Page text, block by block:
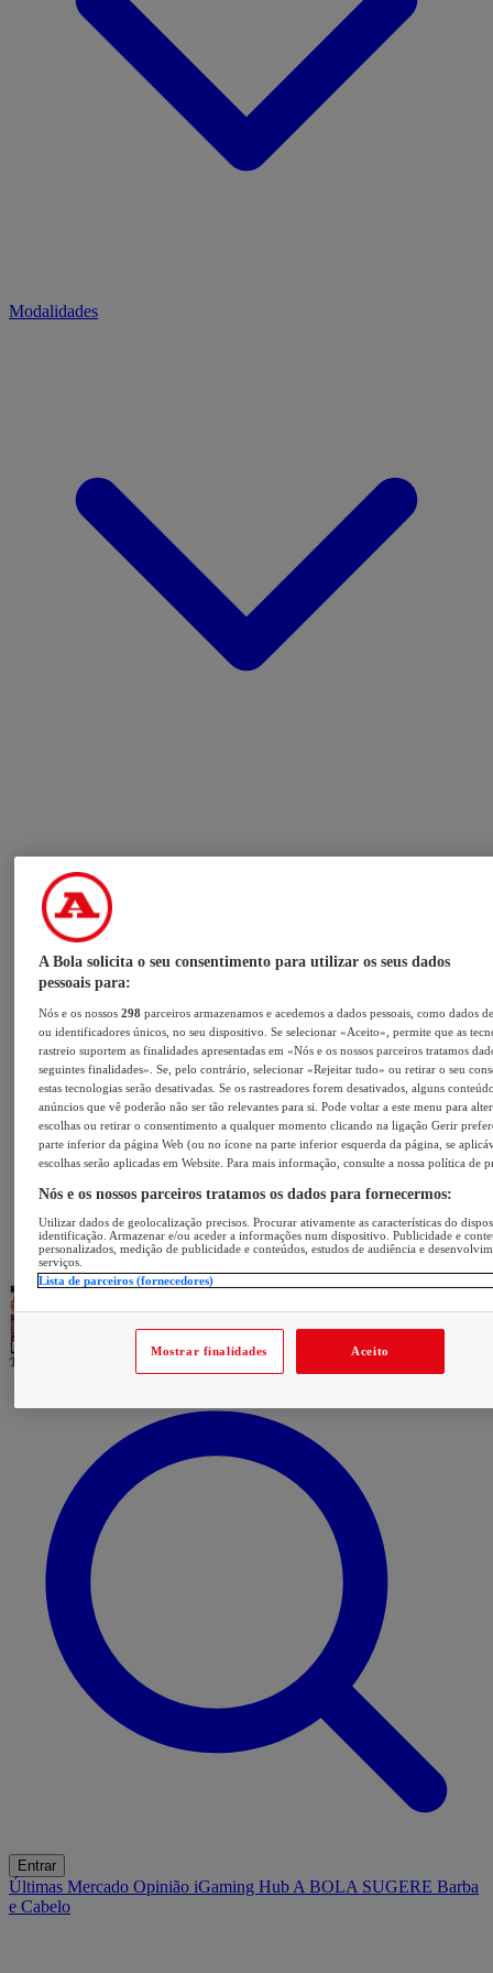
Modalidades
Entrar
Últimas Mercado Opinião iGaming Hub A BOLA SUGERE Barba
e Cabelo
A Bola solicita o seu consentimento para utilizar os seus dados
pessoais para:
Nós e os nossos298 parceiros armazenamos e acedemos a dados pessoais, como dados
ou identificadores únicos, no seu dispositivo. Se selecionar «Aceito», permite que as
rastreio suportem as finalidades apresentadas em «Nós e os nossos parceiros tratamos
seguintes finalidades». Se, pelo contrário, selecionar «Rejeitar tudo» ou retirar o seu
estas tecnologias serão desativadas. Se os rastreadores forem desativados, alguns
anúncios que vê poderão não ser tão relevantes para si. Pode voltar a este menu para
escolhas ou retirar o consentimento a qualquer momento clicando na ligação Gerir
parte inferior da página Web (ou no ícone na parte inferior esquerda da página, se
escolhas serão aplicadas em Website. Para mais informação, consulte a nossa política de
Nós e os nossos parceiros tratamos os dados para fornecermos:
Utilizar dados de geolocalização precisos. Procurar ativamente as características do
identificação. Armazenar e/ou aceder a informações num dispositivo. Publicidade e
personalizados, medição de publicidade e conteúdos, estudos de audiência e
serviços.
Lista de parceiros (fornecedores)
Mostrar finalidades Aceito